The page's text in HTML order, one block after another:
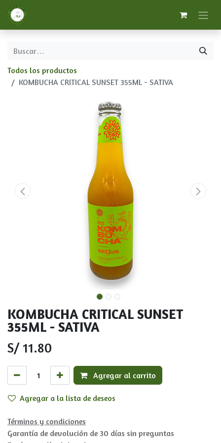
Todos los productos
KOMBUCHA CRITICAL SUNSET 355ML - SATIVA
KOMBUCHA CRITICAL SUNSET
355ML - SATIVA
S/11.80
Agregar al carrito
Agregar a la lista de deseos
Términos y condiciones
Garantía de devolución de 30 días sin preguntas